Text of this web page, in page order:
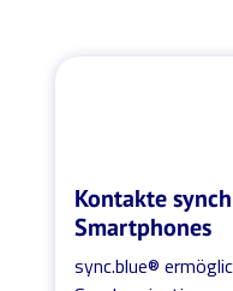
Kontakte
Smartphones
sync.blue®